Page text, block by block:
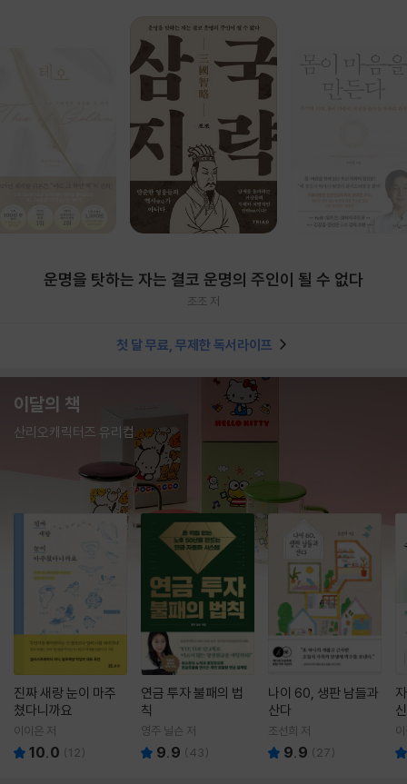
운명을 탓하는 자는 결코 운명의 주인이 될 수 없다
조조 저
첫 달 무료, 무제한 독서라이프
이달의 책
산리오캐릭터즈 유리컵
진짜 새랑 눈이 마주
쳤다니까요
이이은 저
10.0 (12)
연금 투자 불패의 법
칙
영주 닐슨 저
9.9 (43)
나이 60, 생판 남들과
산다
조선희 저
9.9 ( 27)